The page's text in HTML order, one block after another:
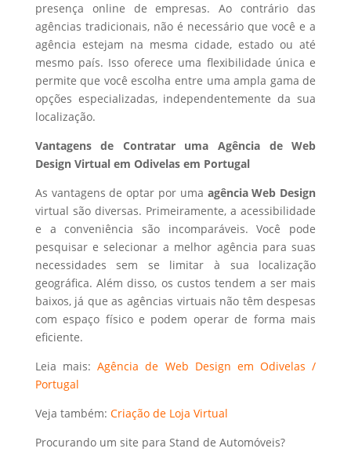
presença online de empresas. Ao contrário das
agências tradicionais, não é necessário que você e a
agência estejam na mesma cidade, estado ou até
mesmo país. Isso oferece uma flexibilidade única e
permite que você escolha entre uma ampla gama de
opções especializadas, independentemente da sua
localização.
Vantagens de Contratar uma Agência de Web
Design Virtual em Odivelas em Portugal
As vantagens de optar por uma agência Web Design
virtual são diversas. Primeiramente, a acessibilidade
e a conveniência são incomparáveis. Você pode
pesquisar e selecionar a melhor agência para suas
necessidades sem se limitar à sua localização
geográfica. Além disso, os custos tendem a ser mais
baixos, já que as agências virtuais não têm despesas
com espaço físico e podem operar de forma mais
eficiente.
Leia mais:Agência de Web Design em Odivelas /
Portugal
Veja também: Criação de Loja Virtual
Procurando um site para Stand de Automóveis?